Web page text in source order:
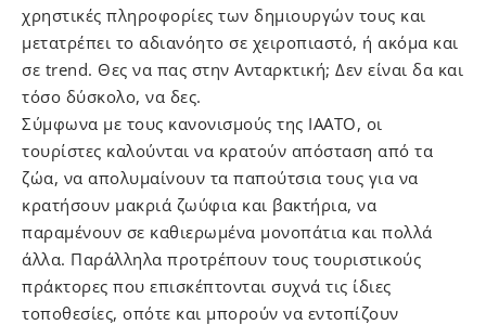
χρηστικές πληροφορίες των δημιουργών τους και
μετατρέπει το αδιανόητο σε χειροπιαστό, ή ακόμα και
σε trend. Θες να πας στην Ανταρκτική; Δεν είναι δα και
τόσο δύσκολο, να δες.
Σύμφωνα με τους κανονισμούς της ΙAΑΤΟ, οι
τουρίστες καλούνται να κρατούν απόσταση από τα
ζώα, να απολυμαίνουν τα παπούτσια τους για να
κρατήσουν μακριά ζωύφια και βακτήρια, να
παραμένουν σε καθιερωμένα μονοπάτια και πολλά
άλλα. Παράλληλα προτρέπουν τους τουριστικούς
πράκτορες που επισκέπτονται συχνά τις ίδιες
τοποθεσίες, οπότε και μπορούν να εντοπίζουν